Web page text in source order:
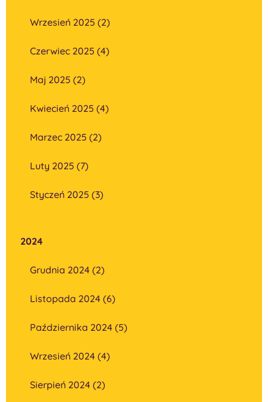
Wrzesień 2025 (2)
Czerwiec 2025 (4)
Maj 2025 (2)
Kwiecień 2025 (4)
Marzec 2025 (2)
Luty 2025 (7)
Styczeń 2025 (3)
2024
Grudnia 2024 (2)
Listopada 2024 (6)
Października 2024 (5)
Wrzesień 2024 (4)
Sierpień 2024 (2)